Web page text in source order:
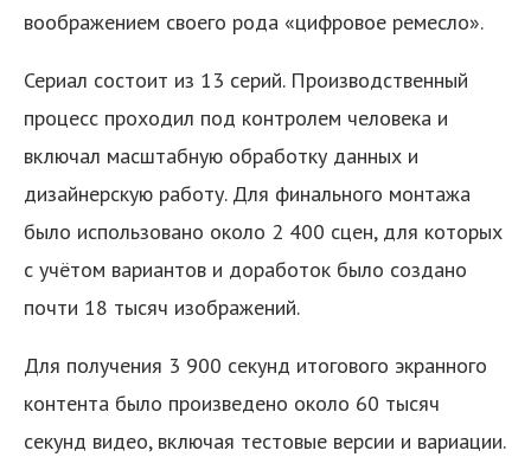
воображением своего рода «цифровое ремесло».
Сериал состоит из 13 серий. Производственный
процесс проходил под контролем человека и
включал масштабную обработку данных и
дизайнерскую работу. Для финального монтажа
было использовано около 2 400 сцен, для которых
с учётом вариантов и доработок было создано
почти 18 тысяч изображений.
Для получения 3 900 секунд итогового экранного
контента было произведено около 60 тысяч
секунд видео, включая тестовые версии и вариации.